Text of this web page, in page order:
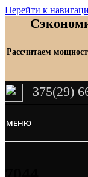
Перейти к
Рассчитаем
375(29)
МЕНЮ